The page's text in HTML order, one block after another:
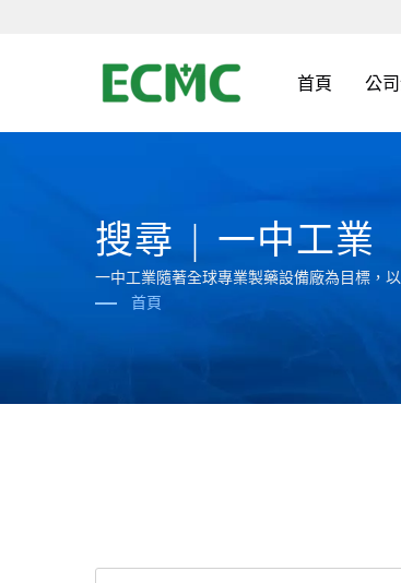
首頁 公
搜尋 | 一中工業
一中工業隨著全球專業製藥設備廠為目標，
首頁